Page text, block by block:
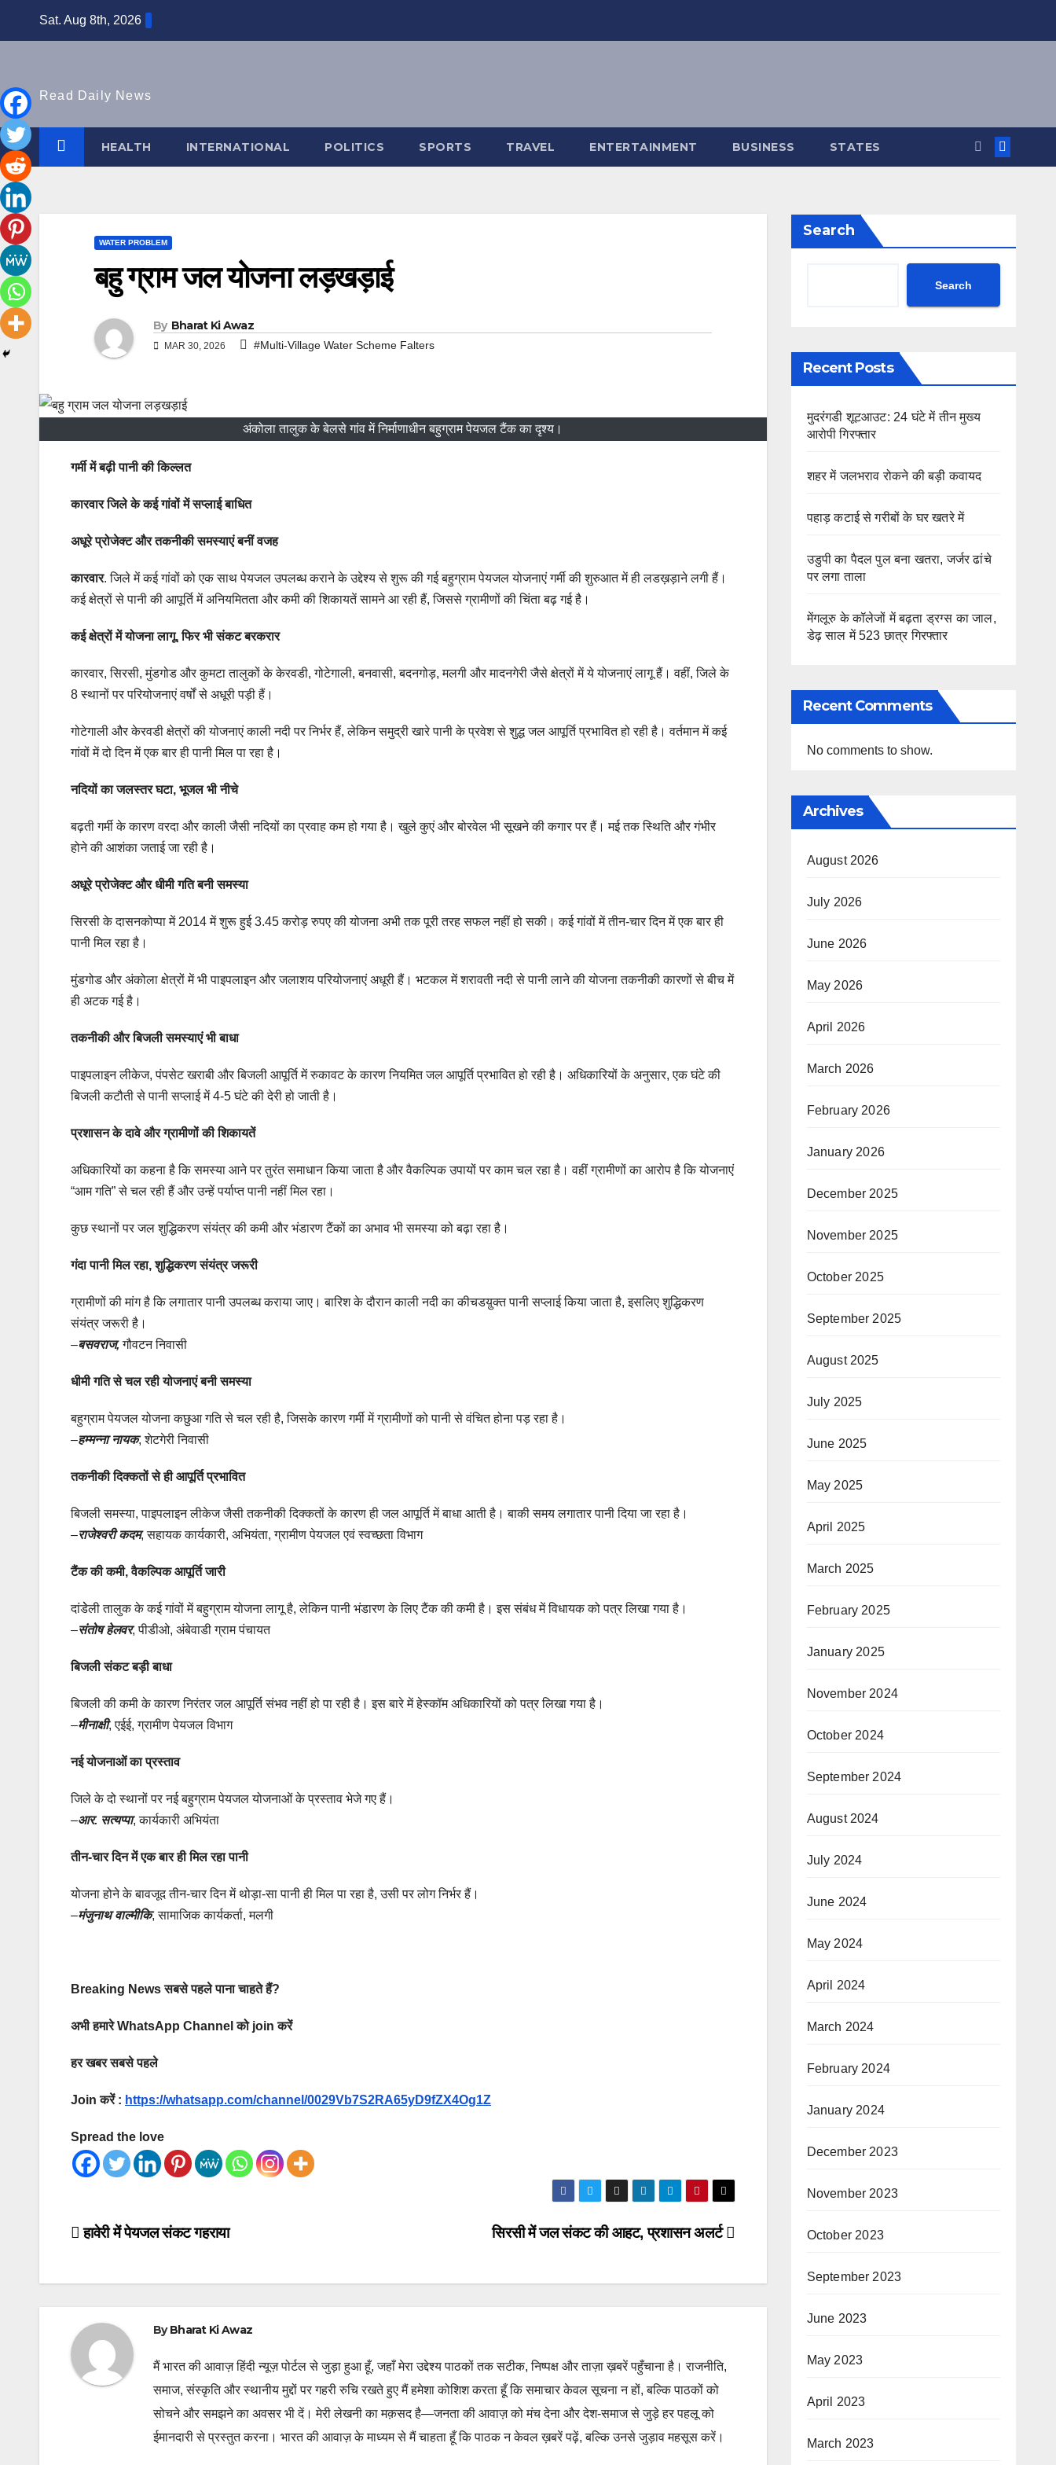
Sat. Aug 8th, 2026
Read Daily News
HEALTH INTERNATIONAL POLITICS SPORTS TRAVEL ENTERTAINMENT BUSINESS STATES
WATER PROBLEM
बहु ग्राम जल योजना लड़खड़ाई
By Bharat Ki Awaz
MAR 30, 2026 #Multi-Village Water Scheme Falters
अंकोला तालुक के बेलसे गांव में निर्माणाधीन बहुग्राम पेयजल टैंक का दृश्य।
गर्मी में बढ़ी पानी की किल्लत
कारवार जिले के कई गांवों में सप्लाई बाधित
अधूरे प्रोजेक्ट और तकनीकी समस्याएं बनीं वजह
कारवार. जिले में कई गांवों को एक साथ पेयजल उपलब्ध कराने के उद्देश्य से शुरू की गई बहुग्राम पेयजल योजनाएं गर्मी की शुरुआत में ही लडख़ड़ाने लगी हैं।
कई क्षेत्रों से पानी की आपूर्ति में अनियमितता और कमी की शिकायतें सामने आ रही हैं, जिससे ग्रामीणों की चिंता बढ़ गई है।
कई क्षेत्रों में योजना लागू, फिर भी संकट बरकरार
कारवार, सिरसी, मुंडगोड और कुमटा तालुकों के केरवडी, गोटेगाली, बनवासी, बदनगोड़, मलगी और मादनगेरी जैसे क्षेत्रों में ये योजनाएं लागू हैं। वहीं, जिले के
8 स्थानों पर परियोजनाएं वर्षों से अधूरी पड़ी हैं।
गोटेगाली और केरवडी क्षेत्रों की योजनाएं काली नदी पर निर्भर हैं, लेकिन समुद्री खारे पानी के प्रवेश से शुद्ध जल आपूर्ति प्रभावित हो रही है। वर्तमान में कई
गांवों में दो दिन में एक बार ही पानी मिल पा रहा है।
नदियों का जलस्तर घटा, भूजल भी नीचे
बढ़ती गर्मी के कारण वरदा और काली जैसी नदियों का प्रवाह कम हो गया है। खुले कुएं और बोरवेल भी सूखने की कगार पर हैं। मई तक स्थिति और गंभीर
होने की आशंका जताई जा रही है।
अधूरे प्रोजेक्ट और धीमी गति बनी समस्या
सिरसी के दासनकोप्पा में 2014 में शुरू हुई 3.45 करोड़ रुपए की योजना अभी तक पूरी तरह सफल नहीं हो सकी। कई गांवों में तीन-चार दिन में एक बार ही
पानी मिल रहा है।
मुंडगोड और अंकोला क्षेत्रों में भी पाइपलाइन और जलाशय परियोजनाएं अधूरी हैं। भटकल में शरावती नदी से पानी लाने की योजना तकनीकी कारणों से बीच में
ही अटक गई है।
तकनीकी और बिजली समस्याएं भी बाधा
पाइपलाइन लीकेज, पंपसेट खराबी और बिजली आपूर्ति में रुकावट के कारण नियमित जल आपूर्ति प्रभावित हो रही है। अधिकारियों के अनुसार, एक घंटे की
बिजली कटौती से पानी सप्लाई में 4-5 घंटे की देरी हो जाती है।
प्रशासन के दावे और ग्रामीणों की शिकायतें
अधिकारियों का कहना है कि समस्या आने पर तुरंत समाधान किया जाता है और वैकल्पिक उपायों पर काम चल रहा है। वहीं ग्रामीणों का आरोप है कि योजनाएं
“आम गति” से चल रही हैं और उन्हें पर्याप्त पानी नहीं मिल रहा।
कुछ स्थानों पर जल शुद्धिकरण संयंत्र की कमी और भंडारण टैंकों का अभाव भी समस्या को बढ़ा रहा है।
गंदा पानी मिल रहा, शुद्धिकरण संयंत्र जरूरी
ग्रामीणों की मांग है कि लगातार पानी उपलब्ध कराया जाए। बारिश के दौरान काली नदी का कीचडय़ुक्त पानी सप्लाई किया जाता है, इसलिए शुद्धिकरण
संयंत्र जरूरी है।
–बसवराज,गौवटन निवासी
धीमी गति से चल रही योजनाएं बनी समस्या
बहुग्राम पेयजल योजना कछुआ गति से चल रही है, जिसके कारण गर्मी में ग्रामीणों को पानी से वंचित होना पड़ रहा है।
–हम्मन्ना नायक, शेटगेरी निवासी
तकनीकी दिक्कतों से ही आपूर्ति प्रभावित
बिजली समस्या, पाइपलाइन लीकेज जैसी तकनीकी दिक्कतों के कारण ही जल आपूर्ति में बाधा आती है। बाकी समय लगातार पानी दिया जा रहा है।
–राजेश्वरी कदम, सहायक कार्यकारी, अभियंता, ग्रामीण पेयजल एवं स्वच्छता विभाग
टैंक की कमी, वैकल्पिक आपूर्ति जारी
दांडेेली तालुक के कई गांवों में बहुग्राम योजना लागू है, लेकिन पानी भंडारण के लिए टैंक की कमी है। इस संबंध में विधायक को पत्र लिखा गया है।
–संतोष हेलवर, पीडीओ, अंबेवाडी ग्राम पंचायत
बिजली संकट बड़ी बाधा
बिजली की कमी के कारण निरंतर जल आपूर्ति संभव नहीं हो पा रही है। इस बारे में हेस्कॉम अधिकारियों को पत्र लिखा गया है।
–मीनाक्षी, एईई, ग्रामीण पेयजल विभाग
नई योजनाओं का प्रस्ताव
जिले के दो स्थानों पर नई बहुग्राम पेयजल योजनाओं के प्रस्ताव भेजे गए हैं।
–आर. सत्यप्पा, कार्यकारी अभियंता
तीन-चार दिन में एक बार ही मिल रहा पानी
योजना होने के बावजूद तीन-चार दिन में थोड़ा-सा पानी ही मिल पा रहा है, उसी पर लोग निर्भर हैं।
–मंजुनाथ वाल्मीकि, सामाजिक कार्यकर्ता, मलगी
Breaking News सबसे पहले पाना चाहते हैं?
अभी हमारे WhatsApp Channel को join करें
हर खबर सबसे पहले
Join करें : https://whatsapp.com/channel/0029Vb7S2RA65yD9fZX4Og1Z
Spread the love
Post
सिरसी में जल संकट की आहट, प्रशासन अलर्ट
हावेरी में पेयजल संकट गहराया
ByBharat Ki Awaz
मैं भारत की आवाज़ हिंदी न्यूज़ पोर्टल से जुड़ा हुआ हूँ, जहाँ मेरा उद्देश्य पाठकों तक सटीक, निष्पक्ष और ताज़ा ख़बरें पहुँचाना है। राजनीति,
समाज, संस्कृति और स्थानीय मुद्दों पर गहरी रुचि रखते हुए मैं हमेशा कोशिश करता हूँ कि समाचार केवल सूचना न हों, बल्कि पाठकों को
सोचने और समझने का अवसर भी दें। मेरी लेखनी का मक़सद है—जनता की आवाज़ को मंच देना और देश-समाज से जुड़े हर पहलू को
ईमानदारी से प्रस्तुत करना। भारत की आवाज़ के माध्यम से मैं चाहता हूँ कि पाठक न केवल ख़बरें पढ़ें, बल्कि उनसे जुड़ाव महसूस करें।
Search
Search
Recent Posts
मुदरंगडी शूटआउट: 24 घंटे में तीन मुख्य
आरोपी गिरफ्तार
शहर में जलभराव रोकने की बड़ी कवायद
पहाड़ कटाई से गरीबों के घर खतरे में
उडुपी का पैदल पुल बना खतरा, जर्जर ढांचे
पर लगा ताला
मेंगलूरु के कॉलेजों में बढ़ता ड्रग्स का जाल,
डेढ़ साल में 523 छात्र गिरफ्तार
Recent Comments
No comments to show.
Archives
August 2026
July 2026
June 2026
May 2026
April 2026
March 2026
February 2026
January 2026
December 2025
November 2025
October 2025
September 2025
August 2025
July 2025
June 2025
May 2025
April 2025
March 2025
February 2025
January 2025
November 2024
October 2024
September 2024
August 2024
July 2024
June 2024
May 2024
April 2024
March 2024
February 2024
January 2024
December 2023
November 2023
October 2023
September 2023
June 2023
May 2023
April 2023
March 2023